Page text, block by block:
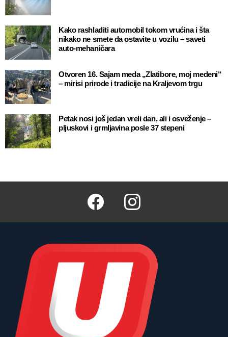
Kako rashladiti automobil tokom vrućina i šta
nikako ne smete da ostavite u vozilu – saveti
auto-mehaničara
Otvoren 16. Sajam meda „Zlatibore, moj medeni“
– mirisi prirode i tradicije na Kraljevom trgu
Petak nosi još jedan vreli dan, ali i osveženje –
pljuskovi i grmljavina posle 37 stepeni
Facebook Instagram